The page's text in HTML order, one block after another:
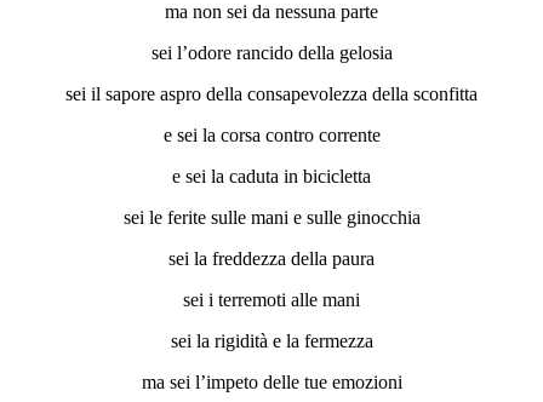
ma non sei da nessuna parte
sei l’odore rancido della gelosia
sei il sapore aspro della consapevolezza della sconfitta
e sei la corsa contro corrente
e sei la caduta in bicicletta
sei le ferite sulle mani e sulle ginocchia
sei la freddezza della paura
sei i terremoti alle mani
sei la rigidità e la fermezza
ma sei l’impeto delle tue emozioni